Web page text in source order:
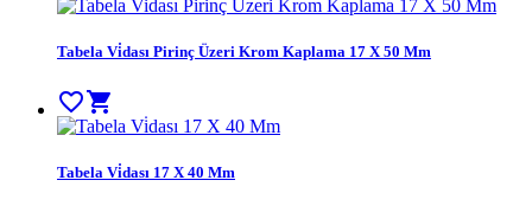
Tabela Vi̇dası Pirinç Üzeri Krom Kaplama 17 X 50 Mm
favorite_bordershopping_cart
Tabela Vi̇dası 17 X 40 Mm